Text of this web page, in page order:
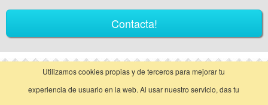
Llamar Contactar
Utilizamos cookies propias y de terceros para mejorar tu
experiencia de usuario en la web. Al usar nuestro servicio, das tu
vista clásica